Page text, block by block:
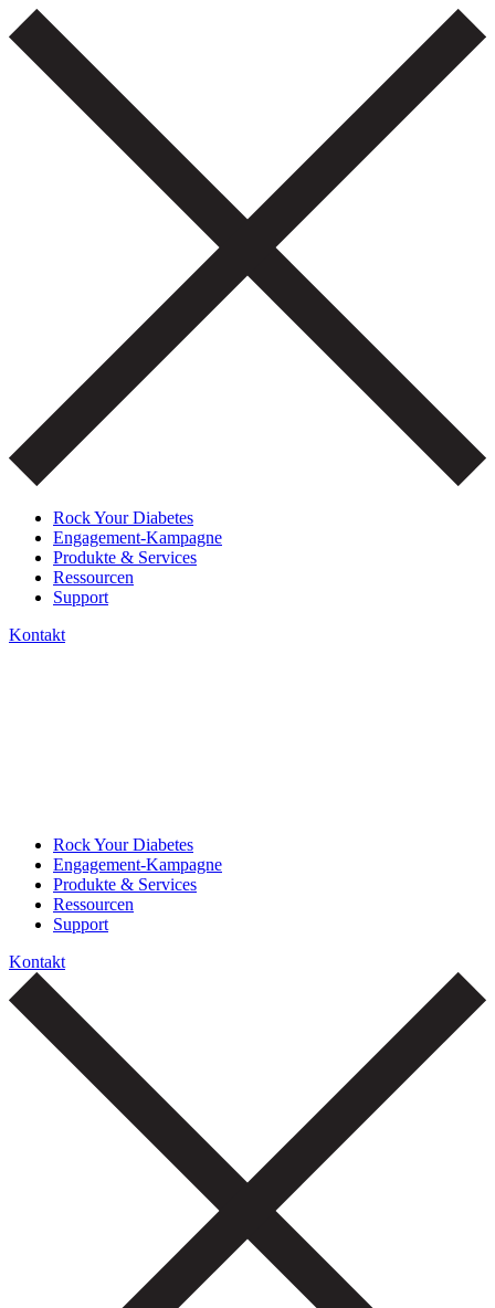
Rock Your Diabetes
Engagement-Kampagne
Produkte & Services
Ressourcen
Support
Kontakt
Rock Your Diabetes
Engagement-Kampagne
Produkte & Services
Ressourcen
Support
Kontakt